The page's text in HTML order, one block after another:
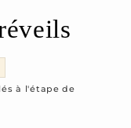
à l'étape de